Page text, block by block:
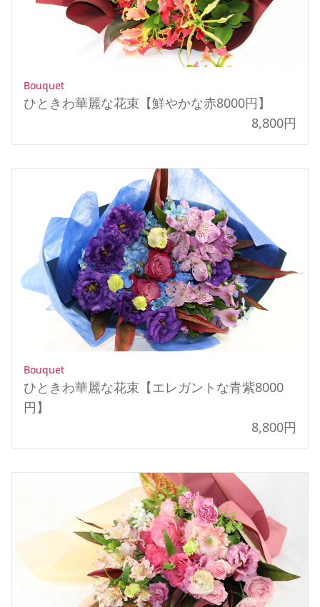
Bouquet
ひときわ華麗な花束【鮮やかな赤8000円】
8,800円
Bouquet
ひときわ華麗な花束【エレガントな青紫8000
円】
8,800円